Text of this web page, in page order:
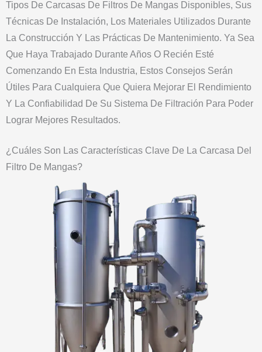
Tipos De Carcasas De Filtros De Mangas Disponibles, Sus
Técnicas De Instalación, Los Materiales Utilizados Durante
La Construcción Y Las Prácticas De Mantenimiento. Ya Sea
Que Haya Trabajado Durante Años O Recién Esté
Comenzando En Esta Industria, Estos Consejos Serán
Útiles Para Cualquiera Que Quiera Mejorar El Rendimiento
Y La Confiabilidad De Su Sistema De Filtración Para Poder
Lograr Mejores Resultados.
¿Cuáles Son Las Características Clave De La Carcasa Del
Filtro De Mangas?